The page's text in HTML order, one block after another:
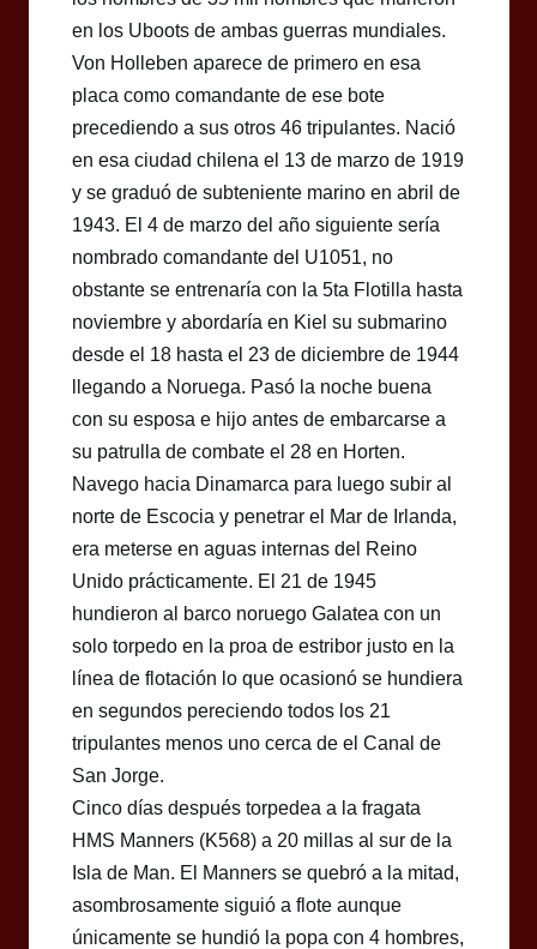
en los Uboots de ambas guerras mundiales.
Von Holleben aparece de primero en esa
placa como comandante de ese bote
precediendo a sus otros 46 tripulantes. Nació
en esa ciudad chilena el 13 de marzo de 1919
y se graduó de subteniente marino en abril de
1943. El 4 de marzo del año siguiente sería
nombrado comandante del U1051, no
obstante se entrenaría con la 5ta Flotilla hasta
noviembre y abordaría en Kiel su submarino
desde el 18 hasta el 23 de diciembre de 1944
llegando a Noruega. Pasó la noche buena
con su esposa e hijo antes de embarcarse a
su patrulla de combate el 28 en Horten.
Navego hacia Dinamarca para luego subir al
norte de Escocia y penetrar el Mar de Irlanda,
era meterse en aguas internas del Reino
Unido prácticamente. El 21 de 1945
hundieron al barco noruego Galatea con un
solo torpedo en la proa de estribor justo en la
línea de flotación lo que ocasionó se hundiera
en segundos pereciendo todos los 21
tripulantes menos uno cerca de el Canal de
San Jorge.
Cinco días después torpedea a la fragata
HMS Manners (K568) a 20 millas al sur de la
Isla de Man. El Manners se quebró a la mitad,
asombrosamente siguió a flote aunque
únicamente se hundió la popa con 4 hombres,